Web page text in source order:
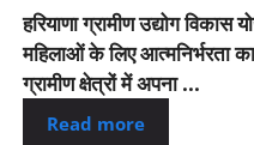
हरियाणा ग्रामीण उद्योग
महिलाओं के लिए आत्मनिर्भरता
ग्रामीण क्षेत्रों में अपना ...
Read more